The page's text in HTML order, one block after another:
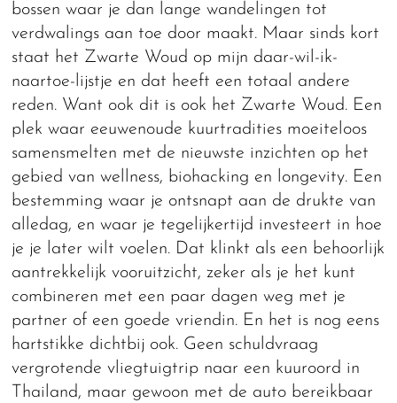
bossen waar je dan lange wandelingen tot
verdwalings aan toe door maakt. Maar sinds kort
staat het Zwarte Woud op mijn daar-wil-ik-
naartoe-lijstje en dat heeft een totaal andere
reden. Want ook dit is ook het Zwarte Woud. Een
plek waar eeuwenoude kuurtradities moeiteloos
samensmelten met de nieuwste inzichten op het
gebied van wellness, biohacking en longevity. Een
bestemming waar je ontsnapt aan de drukte van
alledag, en waar je tegelijkertijd investeert in hoe
je je later wilt voelen. Dat klinkt als een behoorlijk
aantrekkelijk vooruitzicht, zeker als je het kunt
combineren met een paar dagen weg met je
partner of een goede vriendin. En het is nog eens
hartstikke dichtbij ook. Geen schuldvraag
vergrotende vliegtuigtrip naar een kuuroord in
Thailand, maar gewoon met de auto bereikbaar